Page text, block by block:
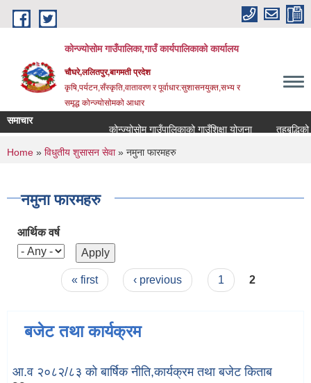
Skip to main content
कोन्ज्योसोम गाउँपालिका,गाउँ कार्यपालिकाको कार्यालय
चौघरे,ललितपुर,बागमती प्रदेश
कृषि,पर्यटन,सँस्कृति,वातावरण र पूर्वाधार:सुशासनयुक्त,सभ्य र
समृद्ध कोन्ज्योसोमको आधार
समाचार
कोन्ज्योसोम गाउँपालिकाको गाउँशिक्षा योजना
तहबृद्धिको
You are here
Home » विधुतीय शुसासन सेवा» नमुना फारमहरु
नमुना फारमहरु
आर्थिक वर्ष
Pages« first ‹ previous 1 2
बजेट तथा कार्यक्रम
आ.व २०८२/८३ को बार्षिक नीति,कार्यक्रम तथा बजेट किताब